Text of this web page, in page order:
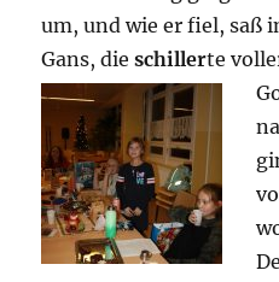
um, und wie er fiel, saß
Gans, dieschillerte